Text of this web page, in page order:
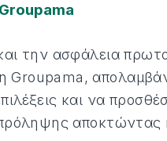
την ασφάλεια
Groupama,
και να
αποκτώντας